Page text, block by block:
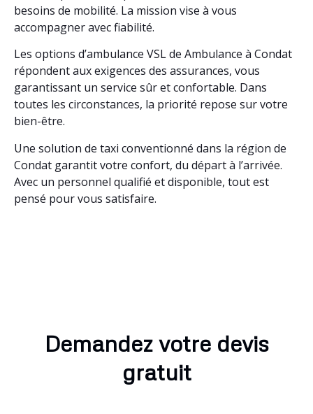
besoins de mobilité. La mission vise à vous
accompagner avec fiabilité.
Les options d’ambulance VSL de Ambulance à Condat
répondent aux exigences des assurances, vous
garantissant un service sûr et confortable. Dans
toutes les circonstances, la priorité repose sur votre
bien-être.
Une solution de taxi conventionné dans la région de
Condat garantit votre confort, du départ à l’arrivée.
Avec un personnel qualifié et disponible, tout est
pensé pour vous satisfaire.
Demandez votre devis
gratuit